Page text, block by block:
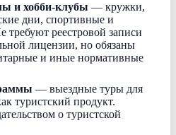
и хобби-клубы — кружки,
дни, спортивные и
требуют реестровой записи
лицензии, но обязаны
и иные нормативные
— выездные туры для
туристский продукт.
о туристской